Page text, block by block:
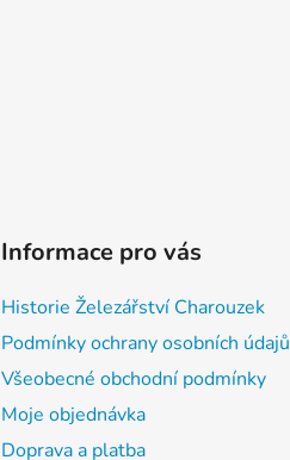
Informace pro vás
Historie Železářství Charouzek
Podmínky ochrany osobních údajů
Všeobecné obchodní podmínky
Moje objednávka
Doprava a platba